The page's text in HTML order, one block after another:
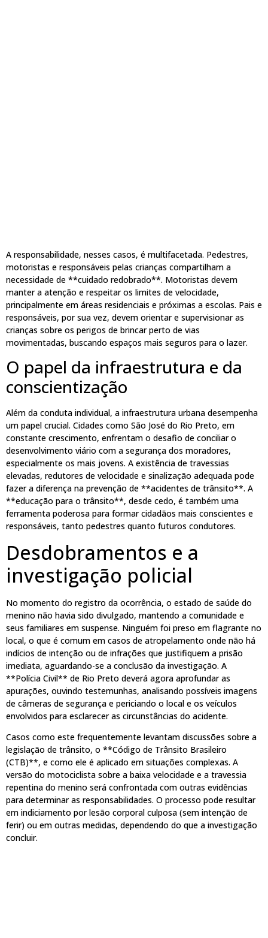
A responsabilidade, nesses casos, é multifacetada. Pedestres,
motoristas e responsáveis pelas crianças compartilham a
necessidade de **cuidado redobrado**. Motoristas devem
manter a atenção e respeitar os limites de velocidade,
principalmente em áreas residenciais e próximas a escolas. Pais e
responsáveis, por sua vez, devem orientar e supervisionar as
crianças sobre os perigos de brincar perto de vias
movimentadas, buscando espaços mais seguros para o lazer.
O papel da infraestrutura e da
conscientização
Além da conduta individual, a infraestrutura urbana desempenha
um papel crucial. Cidades como São José do Rio Preto, em
constante crescimento, enfrentam o desafio de conciliar o
desenvolvimento viário com a segurança dos moradores,
especialmente os mais jovens. A existência de travessias
elevadas, redutores de velocidade e sinalização adequada pode
fazer a diferença na prevenção de **acidentes de trânsito**. A
**educação para o trânsito**, desde cedo, é também uma
ferramenta poderosa para formar cidadãos mais conscientes e
responsáveis, tanto pedestres quanto futuros condutores.
Desdobramentos e a
investigação policial
No momento do registro da ocorrência, o estado de saúde do
menino não havia sido divulgado, mantendo a comunidade e
seus familiares em suspense. Ninguém foi preso em flagrante no
local, o que é comum em casos de atropelamento onde não há
indícios de intenção ou de infrações que justifiquem a prisão
imediata, aguardando-se a conclusão da investigação. A
**Polícia Civil** de Rio Preto deverá agora aprofundar as
apurações, ouvindo testemunhas, analisando possíveis imagens
de câmeras de segurança e periciando o local e os veículos
envolvidos para esclarecer as circunstâncias do acidente.
Casos como este frequentemente levantam discussões sobre a
legislação de trânsito, o **Código de Trânsito Brasileiro
(CTB)**, e como ele é aplicado em situações complexas. A
versão do motociclista sobre a baixa velocidade e a travessia
repentina do menino será confrontada com outras evidências
para determinar as responsabilidades. O processo pode resultar
em indiciamento por lesão corporal culposa (sem intenção de
ferir) ou em outras medidas, dependendo do que a investigação
concluir.